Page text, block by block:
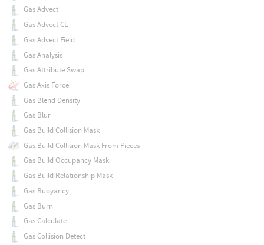
Gas Advect
Gas Advect CL
Gas Advect Field
Gas Analysis
Gas Attribute Swap
Gas Axis Force
Gas Blend Density
Gas Blur
Gas Build Collision Mask
Gas Build Collision Mask From Pieces
Gas Build Occupancy Mask
Gas Build Relationship Mask
Gas Buoyancy
Gas Burn
Gas Calculate
Gas Collision Detect